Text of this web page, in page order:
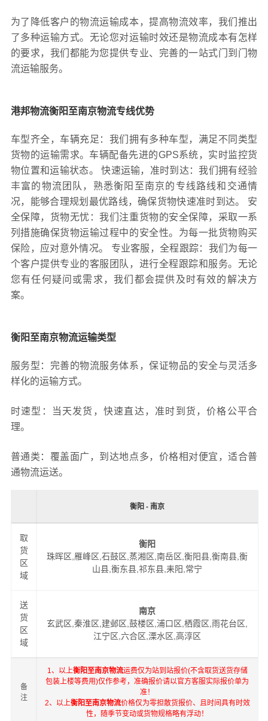
为了降低客户的物流运输成本，提高物流效率，我们推出
了多种运输方式。无论您对运输时效还是物流成本有怎样
的要求，我们都能为您提供专业、完善的一站式门到门物
流运输服务。
港邦物流衡阳至南京物流专线优势
车型齐全，车辆充足：我们拥有多种车型，满足不同类型
货物的运输需求。车辆配备先进的GPS系统，实时监控货
物位置和运输状态。 快速运输，准时到达：我们拥有经验
丰富的物流团队，熟悉衡阳至南京的专线路线和交通情
况，能够合理规划最优路线，确保货物快速准时到达。 安
全保障，货物无忧：我们注重货物的安全保障，采取一系
列措施确保货物运输过程中的安全性。为每一批货物购买
保险，应对意外情况。 专业客服，全程跟踪：我们为每一
个客户提供专业的客服团队，进行全程跟踪和服务。无论
您有任何疑问或需求，我们都会提供及时有效的解决方
案。
衡阳至南京物流运输类型
服务型：完善的物流服务体系，保证物品的安全与灵活多
样化的运输方式。
时速型：当天发货，快速直达，准时到货，价格公平合
理。
普通类：覆盖面广，到达地点多，价格相对便宜，适合普
通物流运送。
衡阳 - 南京
取
货
区
域
衡阳
珠晖区,雁峰区,石鼓区,蒸湘区,南岳区,衡阳县,衡南县,衡
山县,衡东县,祁东县,耒阳,常宁
送
货
区
域
南京
玄武区,秦淮区,建邺区,鼓楼区,浦口区,栖霞区,雨花台区,
江宁区,六合区,溧水区,高淳区
备
注
1、以上衡阳至南京物流运费仅为站到站报价(不含取货送货存储
包装上楼等费用)仅作参考，准确报价请以官方客服实际报价单为
准！
2、以上衡阳至南京物流价格仅为零担散货报价、且时间具有时效
性，随季节变动或货物规格略有浮动！